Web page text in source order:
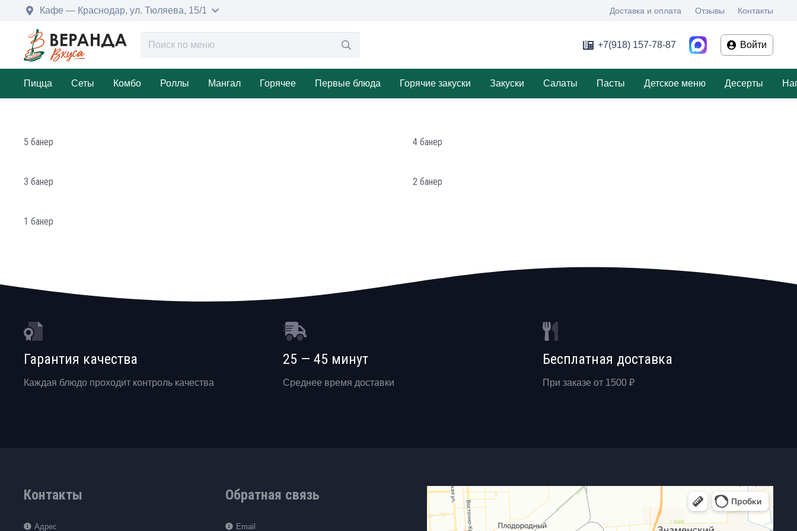
Кафе — Краснодар, ул. Тюляева, 15/1 Доставка и оплата Отзывы Контакты
+7(918) 157-78-87 Войти
Пицца Сеты Комбо Роллы Мангал Горячее Первые блюда Горячие закуски Закуски Салаты Пасты Детское меню Десерты
5 банер 4 банер
3 банер 2 банер
1 банер
Гарантия качества
Каждая блюдо проходит контроль качества
25 — 45 минут
Среднее время доставки
Бесплатная доставка
При заказе от 1500 ₽
Контакты
Адрес
Обратная связь
Email